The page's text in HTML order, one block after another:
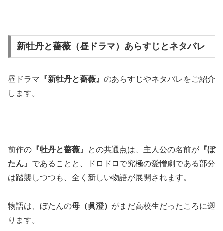
新牡丹と薔薇（昼ドラマ）あらすじとネタバレ
昼ドラマ 『新牡丹と薔薇』 のあらすじやネタバレをご紹介
します。
前作の 『牡丹と薔薇』 との共通点は、主人公の名前が 『ぼ
たん』 であることと、 ドロドロで究極の愛憎劇 である部分
は踏襲しつつも、全く新しい物語が展開されます。
物語は、ぼたんの母（眞澄） がまだ高校生だったころに遡
ります。